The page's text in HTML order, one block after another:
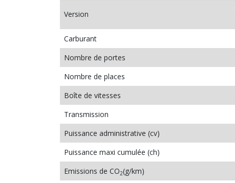
Version
Carburant
Nombre de portes
Nombre de places
Boîte de vitesses
Transmission
Puissance administrative (cv)
Puissance maxi cumulée (ch)
Emissions de CO2(g/km)